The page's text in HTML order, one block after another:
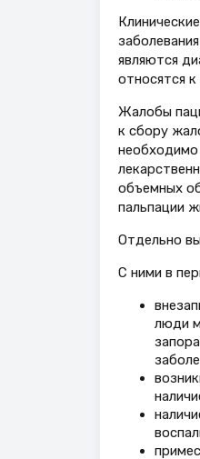
являются
относятся
Жалобы
к сбору
необходимо
объемных
пальпации
Отдельно
С ними в
люди